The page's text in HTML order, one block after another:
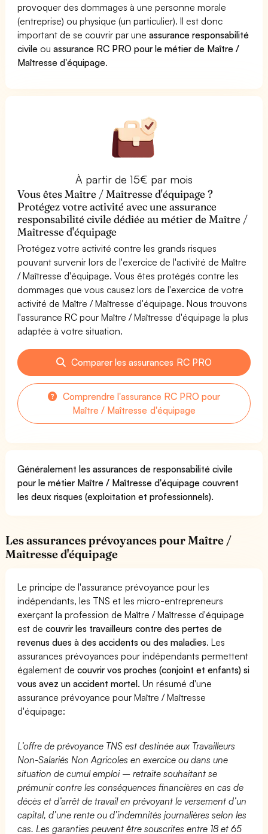
provoquer des dommages à une personne morale
(entreprise) ou physique (un particulier). Il est donc
important de se couvrir par uneassurance responsabilité
civile ouassurance RC PRO pour le métier de Maître /
Maîtresse d'équipage.
À partir de 15€ par mois
Vous êtes Maître / Maîtresse d'équipage ?
Protégez votre activité avec une assurance
responsabilité civile dédiée au métier de Maître /
Maîtresse d'équipage
Protégez votre activité contre les grands risques
pouvant survenir lors de l'exercice de l'activité de Maître
/ Maîtresse d'équipage. Vous êtes protégés contre les
dommages que vous causez lors de l'exercice de votre
activité de Maître / Maîtresse d'équipage. Nous trouvons
l'assurance RC pour Maître / Maîtresse d'équipage la plus
adaptée à votre situation.
Comparer les assurances RC PRO
Comprendre l'assurance RC PRO pour
Maître / Maîtresse d'équipage
Généralement les assurances de responsabilité civile
pour le métier Maître / Maîtresse d'équipage couvrent
les deux risques (exploitation et professionnels).
Les assurances prévoyances pour Maître /
Maîtresse d'équipage
Le principe de l'assurance prévoyance pour les
indépendants, les TNS et les micro-entrepreneurs
exerçant la profession de Maître / Maîtresse d'équipage
est decouvrir les travailleurs contre des pertes de
revenus dues à des accidents ou des maladies. Les
assurances prévoyances pour indépendants permettent
également decouvrir vos proches (conjoint et enfants) si
vous avez un accident mortel. Un résumé d'une
assurance prévoyance pour Maître / Maîtresse
d'équipage:
L’offre de prévoyance TNS est destinée aux Travailleurs
Non-Salariés Non Agricoles en exercice ou dans une
situation de cumul emploi – retraite souhaitant se
prémunir contre les conséquences financières en cas de
décès et d’arrêt de travail en prévoyant le versement d’un
capital, d’une rente ou d’indemnités journalières selon les
cas. Les garanties peuvent être souscrites entre 18 et 65